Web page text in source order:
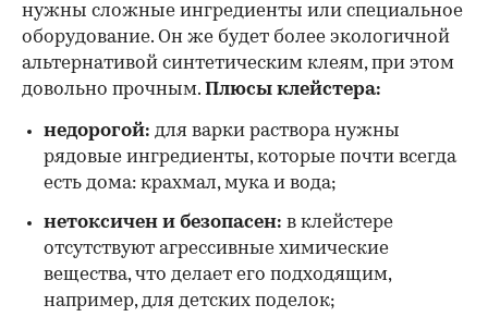
нужны сложные ингредиенты или специальное
оборудование. Он же будет более экологичной
альтернативой синтетическим клеям, при этом
довольно прочным. Плюсы клейстера:
недорогой: для варки раствора нужны
рядовые ингредиенты, которые почти всегда
есть дома: крахмал, мука и вода;
нетоксичен и безопасен: в клейстере
отсутствуют агрессивные химические
вещества, что делает его подходящим,
например, для детских поделок;